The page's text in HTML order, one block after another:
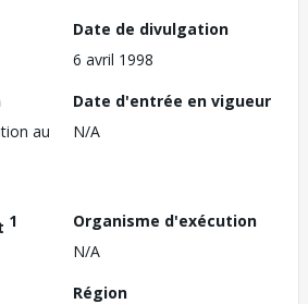
Date de divulgation
6 avril 1998
au
Date d'entrée en vigueur
N/A
1
Organisme d'exécution
N/A
Région